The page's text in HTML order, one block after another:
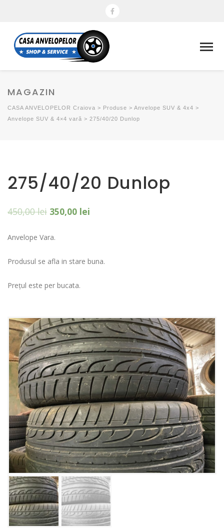
MAGAZIN
CASA ANVELOPELOR Craiova > Produse > Anvelope SUV & 4x4 >
Anvelope SUV & 4×4 vară > 275/40/20 Dunlop
275/40/20 Dunlop
450,00lei 350,00 lei
Anvelope Vara.
Produsul se afla in stare buna.
Prețul este per bucata.